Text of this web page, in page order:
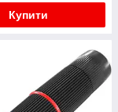
Купити